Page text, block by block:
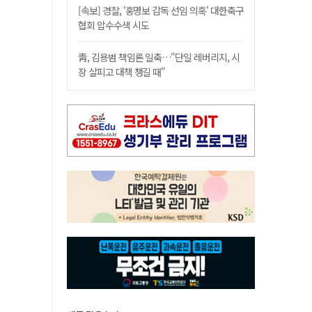
[속보] 경찰, '홍명보 감독 선임 의혹' 대한축구
협회 압수수색 시도
靑, 김용범 책임론 일축…"단일 레버리지, 시
장 살피고 대책 챙길 때"